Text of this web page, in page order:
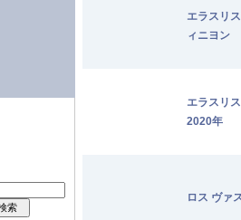
エラスリ
ィニヨン
エラスリ
2020年
ロス ヴァ